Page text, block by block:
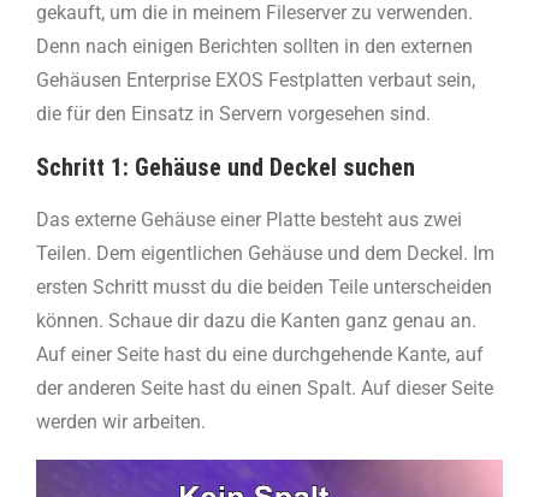
gekauft, um die in meinem Fileserver zu verwenden.
Denn nach einigen Berichten sollten in den externen
Gehäusen Enterprise EXOS Festplatten verbaut sein,
die für den Einsatz in Servern vorgesehen sind.
Schritt 1: Gehäuse und Deckel suchen
Das externe Gehäuse einer Platte besteht aus zwei
Teilen. Dem eigentlichen Gehäuse und dem Deckel. Im
ersten Schritt musst du die beiden Teile unterscheiden
können. Schaue dir dazu die Kanten ganz genau an.
Auf einer Seite hast du eine durchgehende Kante, auf
der anderen Seite hast du einen Spalt. Auf dieser Seite
werden wir arbeiten.